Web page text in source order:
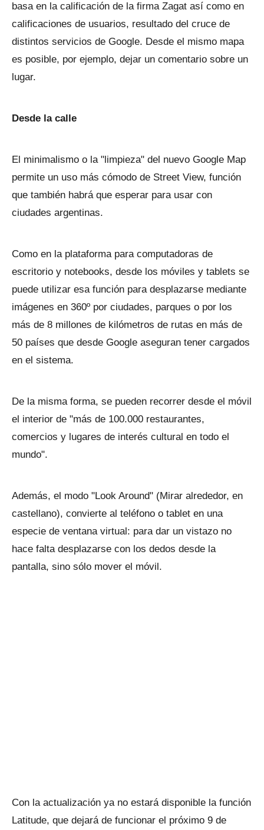
basa en la calificación de la firma Zagat así como en
calificaciones de usuarios, resultado del cruce de
distintos servicios de Google. Desde el mismo mapa
es posible, por ejemplo, dejar un comentario sobre un
lugar.
Desde la calle
El minimalismo o la "limpieza" del nuevo Google Map
permite un uso más cómodo de Street View, función
que también habrá que esperar para usar con
ciudades argentinas.
Como en la plataforma para computadoras de
escritorio y notebooks, desde los móviles y tablets se
puede utilizar esa función para desplazarse mediante
imágenes en 360º por ciudades, parques o por los
más de 8 millones de kilómetros de rutas en más de
50 países que desde Google aseguran tener cargados
en el sistema.
De la misma forma, se pueden recorrer desde el móvil
el interior de "más de 100.000 restaurantes,
comercios y lugares de interés cultural en todo el
mundo".
Además, el modo "Look Around" (Mirar alrededor, en
castellano), convierte al teléfono o tablet en una
especie de ventana virtual: para dar un vistazo no
hace falta desplazarse con los dedos desde la
pantalla, sino sólo mover el móvil.
Con la actualización ya no estará disponible la función
Latitude, que dejará de funcionar el próximo 9 de